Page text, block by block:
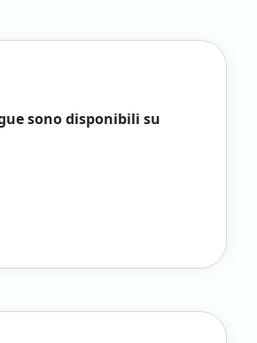
sono disponibili su